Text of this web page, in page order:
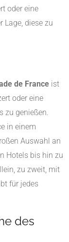
oder eine
Lage, diese zu
de France ist
oder eine
zu genießen.
in einem
Auswahl an
Hotels bis hin zu
zu zweit, mit
für jedes
des